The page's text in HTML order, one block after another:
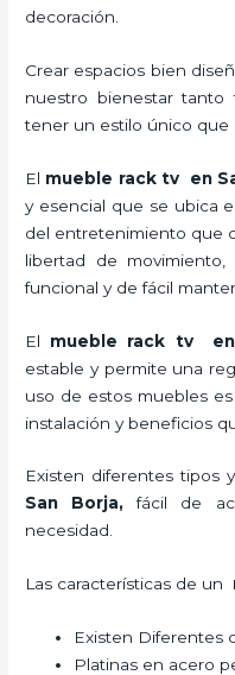
decoración.
Crear espacios bien
nuestro bienestar tanto
tener un estilo único que
El mueble rack tv en
y esencial que se ubica
del entretenimiento que
libertad de movimiento,
funcional y de fácil
El mueble rack tv en
estable y permite una
uso de estos muebles
instalación y beneficios
Existen diferentes tipos
San Borja, fácil de
necesidad.
Las características de un
Existen Diferentes
Platinas en acero